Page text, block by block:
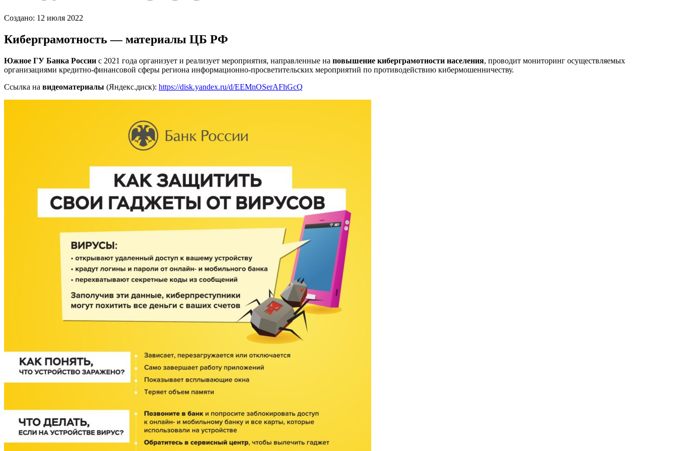
Создано: 12 июля 2022
Киберграмотность — материалы ЦБ РФ
Южное ГУ Банка России с 2021 года организует и реализует мероприятия, направленные на повышение киберграмотности населения, проводит мониторинг осуществляемых
организациями кредитно-финансовой сферы региона информационно-просветительских мероприятий по противодействию кибермошенничеству.
Ссылка на видеоматериалы (Яндекс.диск): https://disk.yandex.ru/d/EEMnOSerAFhGcQ